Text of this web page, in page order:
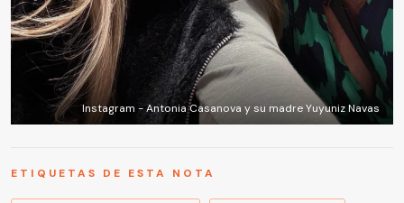
Instagram - Antonia Casanova y su madre Yuyuniz Navas
ETIQUETAS DE ESTA NOTA